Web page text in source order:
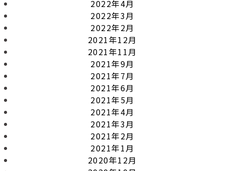
2022年4月
2022年3月
2022年2月
2021年12月
2021年11月
2021年9月
2021年7月
2021年6月
2021年5月
2021年4月
2021年3月
2021年2月
2021年1月
2020年12月